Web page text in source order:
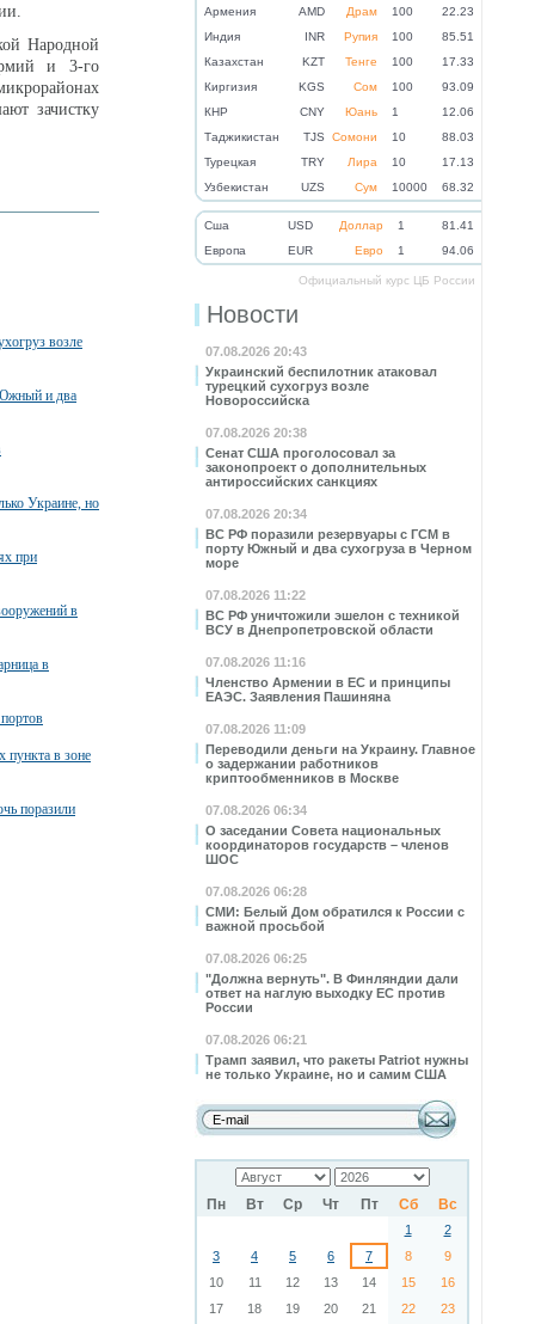
Армения
AMD Драм 100
22.23
Индия
INR Рупия 100
85.51
Казахстан
KZT Тенге 100
17.33
Киргизия
KGS Сом 100
93.09
КНР
CNY Юань 1
12.06
Таджикистан
TJS Сомони 10
88.03
Турецкая
TRY Лира 10
17.13
Узбекистан
UZS Сум 10000 68.32
Cша USD Доллар 1
81.41
Eвропа
EUR Евро 1 94.06
Официальный курс ЦБ России
Новости
07.08.2026 20:43
Украинский беспилотник атаковал
турецкий сухогруз возле
Новороссийска
07.08.2026 20:38
Сенат США проголосовал за
законопроект о дополнительных
антироссийских санкциях
07.08.2026 20:34
ВС РФ поразили резервуары с ГСМ в
порту Южный и два сухогруза в Черном
море
07.08.2026 11:22
ВС РФ уничтожили эшелон с техникой
ВСУ в Днепропетровской области
07.08.2026 11:16
Членство Армении в ЕС и принципы
ЕАЭС. Заявления Пашиняна
07.08.2026 11:09
Переводили деньги на Украину. Главное
о задержании работников
криптообменников в Москве
07.08.2026 06:34
О заседании Совета национальных
координаторов государств – членов
ШОС
07.08.2026 06:28
СМИ: Белый Дом обратился к России с
важной просьбой
07.08.2026 06:25
"Должна вернуть". В Финляндии дали
ответ на наглую выходку ЕС против
России
07.08.2026 06:21
Трамп заявил, что ракеты Patriot нужны
не только Украине, но и самим США
Пн Вт Ср Чт Пт Сб Вс
1
2
3
4 5 6 7 8
9
10
11 12 13 14 15
16
17
18 19 20 21 22
23
Народной
и 3-го
зачистку
возле
и два
Украине, но
при
в
в
пункта в зоне
поразили